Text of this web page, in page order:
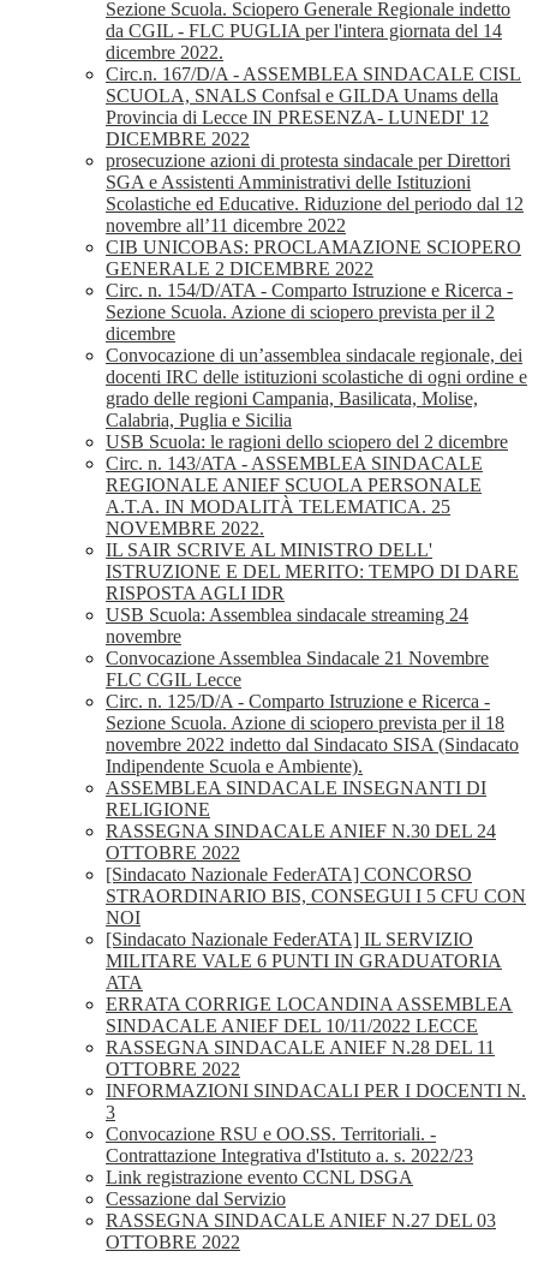
Sezione Scuola. Sciopero Generale Regionale indetto
da CGIL - FLC PUGLIA per l'intera giornata del 14
dicembre 2022.
Circ.n. 167/D/A - ASSEMBLEA SINDACALE CISL
SCUOLA, SNALS Confsal e GILDA Unams della
Provincia di Lecce IN PRESENZA- LUNEDI' 12
DICEMBRE 2022
prosecuzione azioni di protesta sindacale per Direttori
SGA e Assistenti Amministrativi delle Istituzioni
Scolastiche ed Educative. Riduzione del periodo dal 12
novembre all’11 dicembre 2022
CIB UNICOBAS: PROCLAMAZIONE SCIOPERO
GENERALE 2 DICEMBRE 2022
Circ. n. 154/D/ATA - Comparto Istruzione e Ricerca -
Sezione Scuola. Azione di sciopero prevista per il 2
dicembre
Convocazione di un’assemblea sindacale regionale, dei
docenti IRC delle istituzioni scolastiche di ogni ordine e
grado delle regioni Campania, Basilicata, Molise,
Calabria, Puglia e Sicilia
USB Scuola: le ragioni dello sciopero del 2 dicembre
Circ. n. 143/ATA - ASSEMBLEA SINDACALE
REGIONALE ANIEF SCUOLA PERSONALE
A.T.A. IN MODALITÀ TELEMATICA. 25
NOVEMBRE 2022.
IL SAIR SCRIVE AL MINISTRO DELL'
ISTRUZIONE E DEL MERITO: TEMPO DI DARE
RISPOSTA AGLI IDR
USB Scuola: Assemblea sindacale streaming 24
novembre
Convocazione Assemblea Sindacale 21 Novembre
FLC CGIL Lecce
Circ. n. 125/D/A - Comparto Istruzione e Ricerca -
Sezione Scuola. Azione di sciopero prevista per il 18
novembre 2022 indetto dal Sindacato SISA (Sindacato
Indipendente Scuola e Ambiente).
ASSEMBLEA SINDACALE INSEGNANTI DI
RELIGIONE
RASSEGNA SINDACALE ANIEF N.30 DEL 24
OTTOBRE 2022
[Sindacato Nazionale FederATA] CONCORSO
STRAORDINARIO BIS, CONSEGUI I 5 CFU CON
NOI
[Sindacato Nazionale FederATA] IL SERVIZIO
MILITARE VALE 6 PUNTI IN GRADUATORIA
ATA
ERRATA CORRIGE LOCANDINA ASSEMBLEA
SINDACALE ANIEF DEL 10/11/2022 LECCE
RASSEGNA SINDACALE ANIEF N.28 DEL 11
OTTOBRE 2022
INFORMAZIONI SINDACALI PER I DOCENTI N.
3
Convocazione RSU e OO.SS. Territoriali. -
Contrattazione Integrativa d'Istituto a. s. 2022/23
Link registrazione evento CCNL DSGA
Cessazione dal Servizio
RASSEGNA SINDACALE ANIEF N.27 DEL 03
OTTOBRE 2022